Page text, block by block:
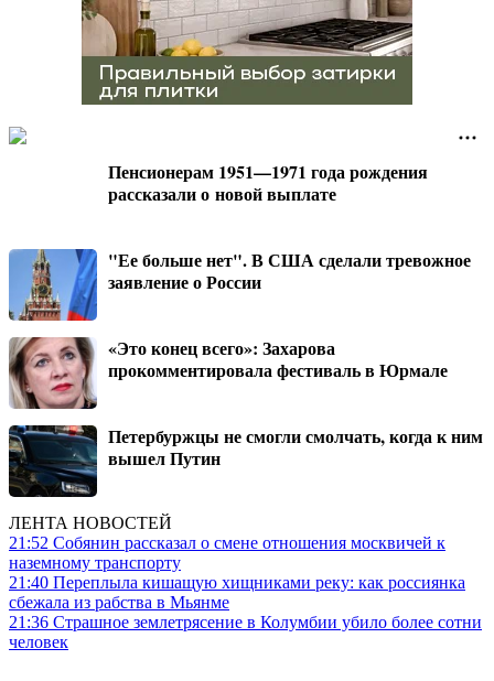
Пенсионерам 1951—1971 года рождения
рассказали о новой выплате
"Ее больше нет". В США сделали тревожное
заявление о России
«Это конец всего»: Захарова
прокомментировала фестиваль в Юрмале
Петербуржцы не смогли смолчать, когда к ним
вышел Путин
ЛЕНТА НОВОСТЕЙ
21:52 Собянин рассказал о смене отношения москвичей к
наземному транспорту
21:40 Переплыла кишащую хищниками реку: как россиянка
сбежала из рабства в Мьянме
21:36 Страшное землетрясение в Колумбии убило более сотни
человек